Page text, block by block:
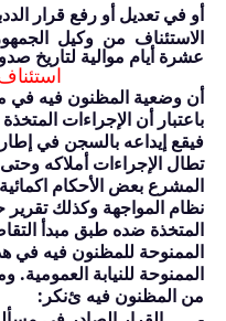
أو في تعديل أو رفع قرار
الاستئناف من وكيل
عشرة أيام موالية لتاريخ
أن وضعية المظنون فيه في
باعتبار أن الإجراءات
فيقع إيداعه بالسجن في
تطال الإجراءات أملاكه
المشرع بعض الأحكام
نظام المواجهة وكذلك
المتخذة ضده طبق مبدأ
الممنوحة للمظنون فيه في
الممنوحة للنيابة
من المظنون فيه ئنكر :